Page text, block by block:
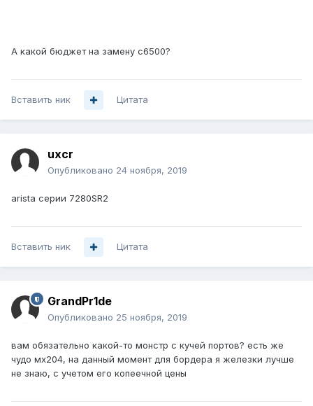
А какой бюджет на замену c6500?
Вставить ник Цитата
uxcr
Опубликовано 24 ноября, 2019
arista серии 7280SR2
Вставить ник Цитата
GrandPr1de
Опубликовано 25 ноября, 2019
вам обязательно какой-то монстр с кучей портов? есть же
чудо мх204, на данный момент для бордера я железки лучше
не знаю, с учетом его копеечной цены